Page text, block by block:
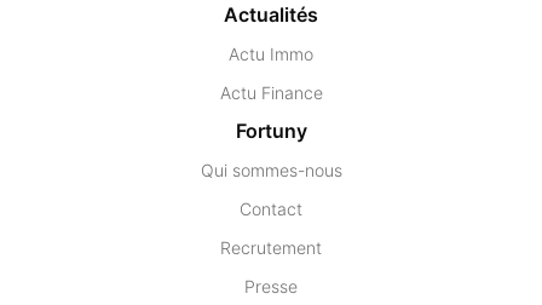
Actualités
Actu Immo
Actu Finance
Fortuny
Qui sommes-nous
Contact
Recrutement
Presse